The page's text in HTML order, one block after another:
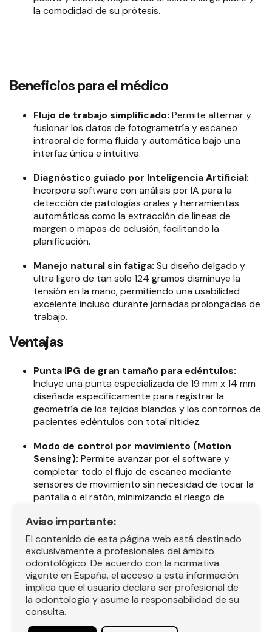
la comodidad de su prótesis.
Beneficios para el médico
Flujo de trabajo simplificado: Permite alternar y
fusionar los datos de fotogrametría y escaneo
intraoral de forma fluida y automática bajo una
interfaz única e intuitiva.
Diagnóstico guiado por Inteligencia Artificial:
Incorpora software con análisis por IA para la
detección de patologías orales y herramientas
automáticas como la extracción de líneas de
margen o mapas de oclusión, facilitando la
planificación.
Manejo natural sin fatiga: Su diseño delgado y
ultra ligero de tan solo 124 gramos disminuye la
tensión en la mano, permitiendo una usabilidad
excelente incluso durante jornadas prolongadas de
trabajo.
Ventajas
Punta IPG de gran tamaño para edéntulos:
Incluye una punta especializada de 19 mm x 14 mm
diseñada específicamente para registrar la
geometría de los tejidos blandos y los contornos de
pacientes edéntulos con total nitidez.
Modo de control por movimiento (Motion
Sensing): Permite avanzar por el software y
completar todo el flujo de escaneo mediante
sensores de movimiento sin necesidad de tocar la
pantalla o el ratón, minimizando el riesgo de
contaminación cruzada
Plataforma SHINING 3D Dental Cloud:Ofrece
almacenamiento sistemático en la nube para el
seguimiento a largo plazo de los cambios orales del
paciente, facilitando además la exportación de
archivos STL, OBJ y PLY.
Aviso importante:
El contenido de esta página web está destinado
exclusivamente a profesionales del ámbito
odontológico. De acuerdo con la normativa
vigente en España, el acceso a esta información
implica que el usuario declara ser profesional de
la odontología y asume la responsabilidad de su
consulta.